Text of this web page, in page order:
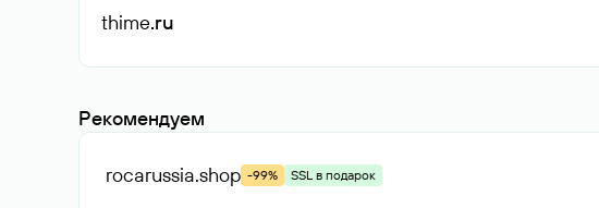
thime.ru
Рекомендуем
rocarussia.shop -99% SSL в подарок